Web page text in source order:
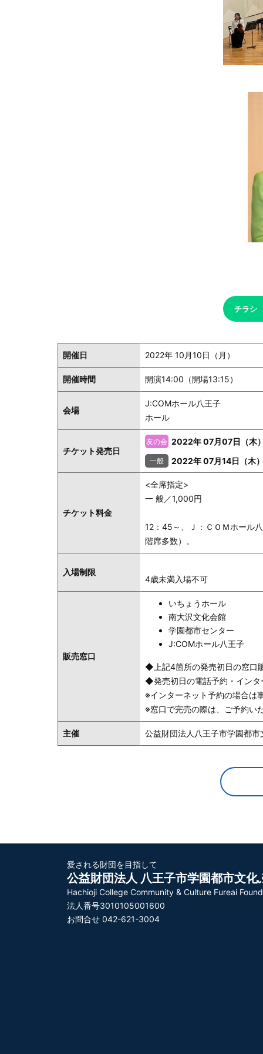
チラシ
開催日 2022年 10月10日（月）
開催時間 開演14:00（開場13:15）
会場
J:COMホール八王子
ホール
チケット発売日
2022年 07月07日（木
2022年 07月14日（木
チケット料金
<全席指定>
一 般／1,000円
12：45～、Ｊ：ＣＯＭホール
階席多数）。
入場制限
4歳未満入場不可
販売窓口
いちょうホール
南大沢文化会館
学園都市センター
J:COMホール八王子
◆上記4箇所の発売初日の窓口
◆発売初日の電話予約・イン
※インターネット予約の場合は
※窓口で完売の際は、ご予約い
主催 公益財団法人八王子市学園都
愛される財団を目指して
公益財団法人 八王子市学園都市文化
Hachioji College Community & Culture Fureai
法人番号3010105001600
お問合せ 042-621-3004